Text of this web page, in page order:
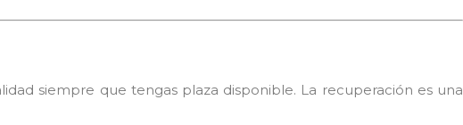
siempre que tengas plaza disponible. La recuperación es una